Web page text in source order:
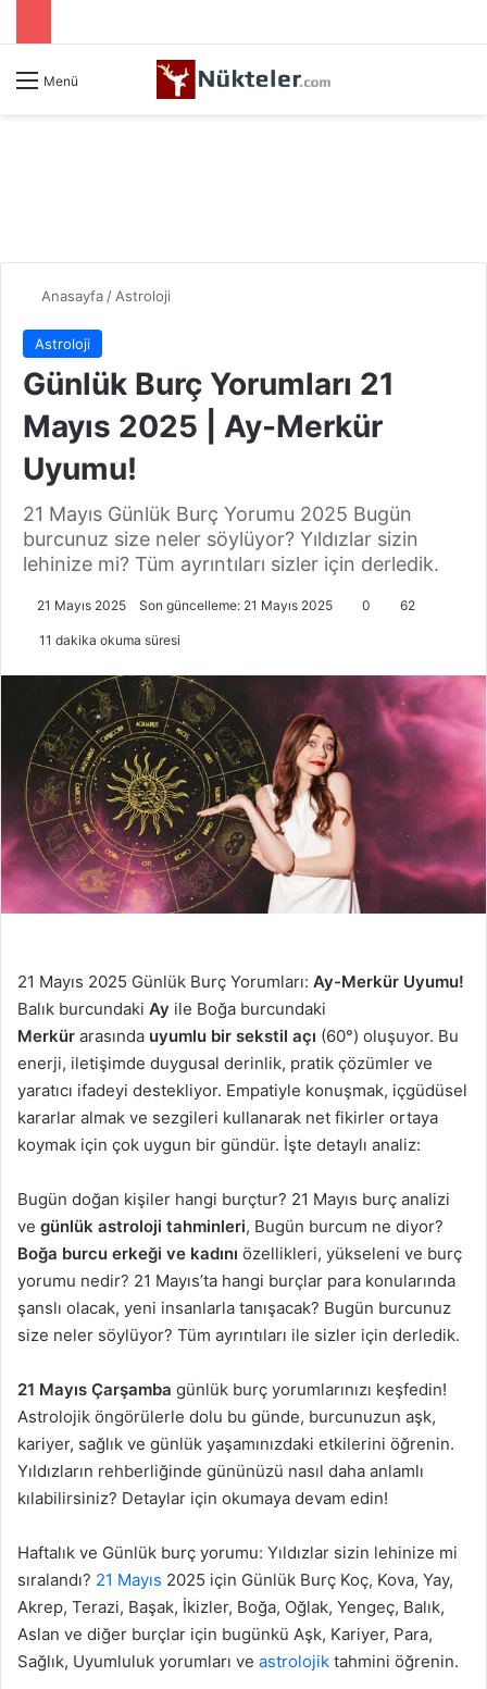
Menü
Anasayfa / Astroloji
Astroloji
Günlük Burç Yorumları 21
Mayıs 2025 | Ay-Merkür
Uyumu!
21 Mayıs Günlük Burç Yorumu 2025 Bugün
burcunuz size neler söylüyor? Yıldızlar sizin
lehinize mi? Tüm ayrıntıları sizler için derledik.
21 Mayıs 2025 Son güncelleme: 21 Mayıs 2025 0 62
11 dakika okuma süresi
21 Mayıs 2025 Günlük Burç Yorumları: Ay-Merkür Uyumu!
Balık burcundaki Ay ile Boğa burcundaki
Merkür arasında uyumlu bir sekstil açı (60°) oluşuyor. Bu
enerji, iletişimde duygusal derinlik, pratik çözümler ve
yaratıcı ifadeyi destekliyor. Empatiyle konuşmak, içgüdüsel
kararlar almak ve sezgileri kullanarak net fikirler ortaya
koymak için çok uygun bir gündür. İşte detaylı analiz:
Bugün doğan kişiler hangi burçtur? 21 Mayıs burç analizi
ve günlük astroloji tahminleri, Bugün burcum ne diyor?
Boğa burcu erkeği ve kadını özellikleri, yükseleni ve burç
yorumu nedir? 21 Mayıs’ta hangi burçlar para konularında
şanslı olacak, yeni insanlarla tanışacak? Bugün burcunuz
size neler söylüyor? Tüm ayrıntıları ile sizler için derledik.
21 Mayıs Çarşamba günlük burç yorumlarınızı keşfedin!
Astrolojik öngörülerle dolu bu günde, burcunuzun aşk,
kariyer, sağlık ve günlük yaşamınızdaki etkilerini öğrenin.
Yıldızların rehberliğinde gününüzü nasıl daha anlamlı
kılabilirsiniz? Detaylar için okumaya devam edin!
Haftalık ve Günlük burç yorumu: Yıldızlar sizin lehinize mi
sıralandı? 21 Mayıs 2025 için Günlük Burç Koç, Kova, Yay,
Akrep, Terazi, Başak, İkizler, Boğa, Oğlak, Yengeç, Balık,
Aslan ve diğer burçlar için bugünkü Aşk, Kariyer, Para,
Sağlık, Uyumluluk yorumları ve astrolojik tahmini öğrenin.